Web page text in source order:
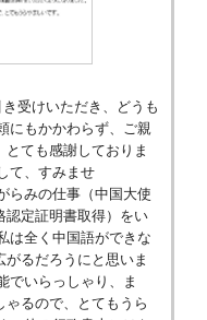
受けいただき、どうも
にもかかわらず、ご親
ても感謝しておりま
て、すみませ
らみの仕事（中国大使
認定証明書取得）をい
は全く中国語ができな
るだろうにと思いま
でいらっしゃり、ま
るので、とてもうら